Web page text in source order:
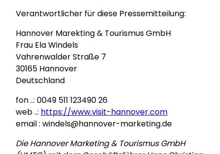
Verantwortlicher für diese Pressemitteilung:
Hannover Marekting & Tourismus GmbH
Frau Ela Windels
Vahrenwalder Straße 7
30165 Hannover
Deutschland
fon ..: 0049 511 123490 26
web ..: https://www.visit-hannover.com
email : windels@hannover-marketing.de
Die Hannover Marketing & Tourismus GmbH